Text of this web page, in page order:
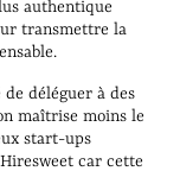
authentique
transmettre la
de déléguer à des
maîtrise moins le
start-ups
car cette